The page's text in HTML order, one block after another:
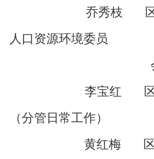
乔秀枝
人口资源环境委员
李宝红
（分管日常工作）
黄红梅